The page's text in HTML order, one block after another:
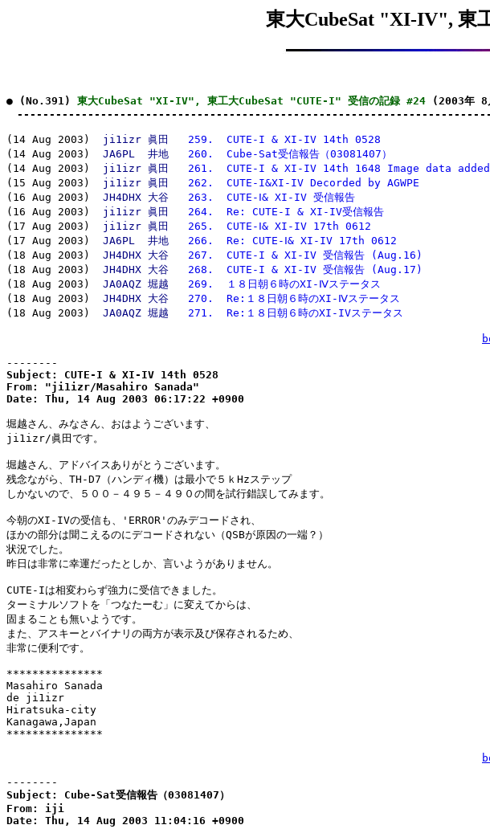
東大CubeSat "XI-IV", 東
● (No.391) 東大CubeSat "XI-IV", 東工大CubeSat "CUTE-I" 受信の記録 #24 (2003年 8
(14 Aug 2003) ji1izr 眞田
259.  CUTE-I & XI-IV 14th 0528
(14 Aug 2003) JA6PL  井地
260.  Cube-Sat受信報告（03081407）
(14 Aug 2003) ji1izr 眞田
261.  CUTE-I & XI-IV 14th 1648 Image data added
(15 Aug 2003) ji1izr 眞田
262.  CUTE-I&XI-IV Decorded by AGWPE
(16 Aug 2003) JH4DHX 大谷
263.  CUTE-Ⅰ& XI-IV 受信報告
(16 Aug 2003) ji1izr 眞田
264.  Re: CUTE-I & XI-IV受信報告
(17 Aug 2003) ji1izr 眞田
265.  CUTE-Ⅰ& XI-IV 17th 0612
(17 Aug 2003) JA6PL  井地
266.  Re: CUTE-Ⅰ& XI-IV 17th 0612
(18 Aug 2003) JH4DHX 大谷
267.  CUTE-I & XI-IV 受信報告 (Aug.16)
(18 Aug 2003) JH4DHX 大谷
268.  CUTE-I & XI-IV 受信報告 (Aug.17)
(18 Aug 2003) JA0AQZ 堀越
269.  １８日朝６時のXI-Ⅳステータス
(18 Aug 2003) JH4DHX 大谷
270.  Re:１８日朝６時のXI-Ⅳステータス
(18 Aug 2003) JA0AQZ 堀越 271.  Re:１８日朝６時のXI-IVステータス
--------
Subject: CUTE-I & XI-IV 14th 0528
From: "ji1izr/Masahiro Sanada"
Date: Thu, 14 Aug 2003 06:17:22 +0900
堀越さん、みなさん、おはようございます、
ji1izr/眞田です。
堀越さん、アドバイスありがとうございます。
残念ながら、TH-D7（ハンディ機）は最小で５ｋHzステップ
しかないので、５００－４９５－４９０の間を試行錯誤してみます。
今朝のXI-IVの受信も、'ERROR'のみデコードされ、
ほかの部分は聞こえるのにデコードされない（QSBが原因の一端？）
状況でした。
昨日は非常に幸運だったとしか、言いようがありません。
CUTE-Iは相変わらず強力に受信できました。
ターミナルソフトを「つなたーむ」に変えてからは、
固まることも無いようです。
また、アスキーとバイナリの両方が表示及び保存されるため、
非常に便利です。
***************
Masahiro Sanada
de ji1izr
Hiratsuka-city
Kanagawa,Japan
***************
--------
Subject: Cube-Sat受信報告（03081407）
From: iji
Date: Thu, 14 Aug 2003 11:04:16 +0900